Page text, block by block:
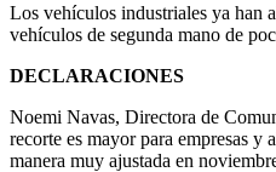
Los vehículos industriales ya han
vehículos de segunda mano de
DECLARACIONES
Noemi Navas, Directora de
recorte es mayor para empresas y
manera muy ajustada en